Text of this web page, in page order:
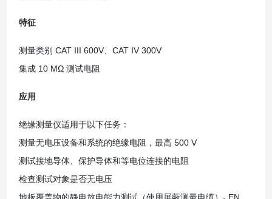
特征
测量类别 CAT III 600V、CAT IV 300V
集成 10 MΩ 测试电阻
应用
绝缘测量仪适用于以下任务：
测量无电压设备和系统的绝缘电阻，最高 500 V
测试接地导体、保护导体和等电位连接的电阻
检查测试对象是否无电压
地板覆盖物的静电放电能力测试（使用屏蔽测量电缆）- EN